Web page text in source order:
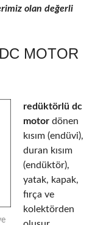
olan değerli
MOTOR
redüktörlü dc
motor dönen
kısım (endüvi),
duran kısım
(endüktör),
yatak, kapak,
fırça ve
kolektörden